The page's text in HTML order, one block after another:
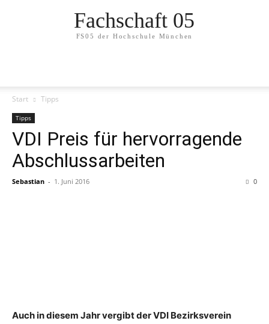
Fachschaft 05
FS05 der Hochschule München
Start Tipps
Tipps
VDI Preis für hervorragende
Abschlussarbeiten
Sebastian - 1. Juni 2016 0
Auch in diesem Jahr vergibt der VDI Bezirksverein